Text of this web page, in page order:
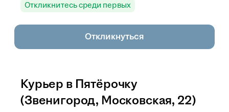
Откликнитесь среди первых
Откликнуться
Курьер в Пятёрочку
(Звенигород, Московская, 22)